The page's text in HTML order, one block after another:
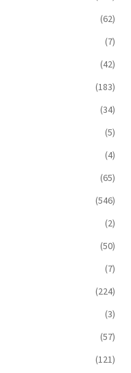
(62)
(7)
(42)
(183)
(34)
(5)
(4)
(65)
(546)
(2)
(50)
(7)
(224)
(3)
(57)
(121)